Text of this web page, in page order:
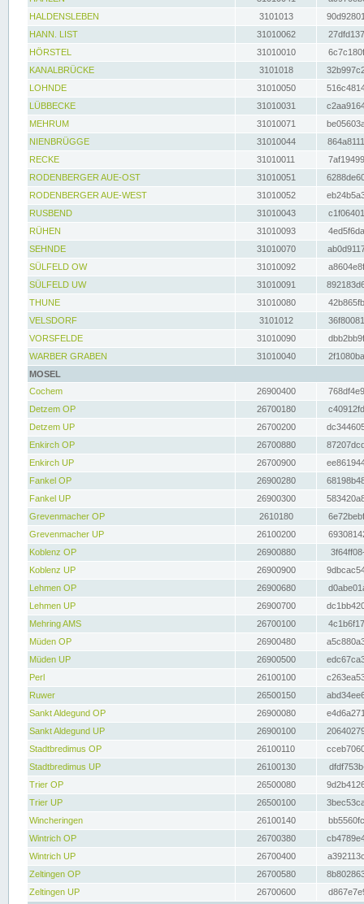
HALDENSLEBEN
3101013
HANN. LIST
31010062
HÖRSTEL
31010010
KANALBRÜCKE
3101018
LOHNDE
31010050
LÜBBECKE
31010031
MEHRUM
31010071
NIENBRÜGGE
31010044
RECKE
31010011
RODENBERGER AUE-OST
31010051
RODENBERGER AUE-WEST
31010052
RUSBEND
31010043
RÜHEN
31010093
SEHNDE
31010070
SÜLFELD OW
31010092
SÜLFELD UW
31010091
THUNE
31010080
VELSDORF
3101012
VORSFELDE
31010090
WARBER GRABEN
31010040
MOSEL
Cochem
26900400
Detzem OP
26700180
Detzem UP
26700200
Enkirch OP
26700880
Enkirch UP
26700900
Fankel OP
26900280
Fankel UP
26900300
Grevenmacher OP
2610180
Grevenmacher UP
26100200
Koblenz OP
26900880
Koblenz UP
26900900
Lehmen OP
26900680
Lehmen UP
26900700
Mehring AMS
26700100
Müden OP
26900480
Müden UP
26900500
Perl
26100100
Ruwer
26500150
Sankt Aldegund OP
26900080
Sankt Aldegund UP
26900100
Stadtbredimus OP
26100110
Stadtbredimus UP
26100130
Trier OP
26500080
Trier UP
26500100
Wincheringen
26100140
Wintrich OP
26700380
Wintrich UP
26700400
Zeltingen OP
26700580
Zeltingen UP
26700600